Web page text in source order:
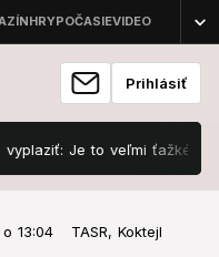
Prihlásiť
Je to veľmi ťažké!
13:04 TASR, Koktejl
o 13:04